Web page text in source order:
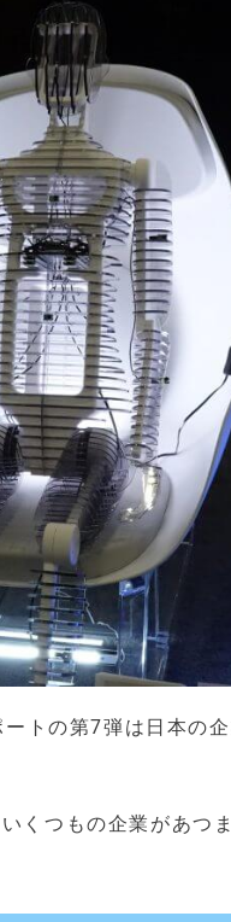
トの第7弾は日本の
くつもの企業があつ